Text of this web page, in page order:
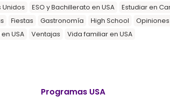
Unidos
ESO y Bachillerato en USA Estudiar en
Fiestas Gastronomía High School Opiniones
USA Ventajas Vida familiar en USA
Programas USA